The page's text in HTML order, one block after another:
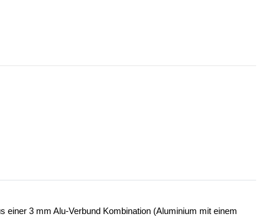
3 mm Alu-Verbund Kombination (Aluminium mit einem